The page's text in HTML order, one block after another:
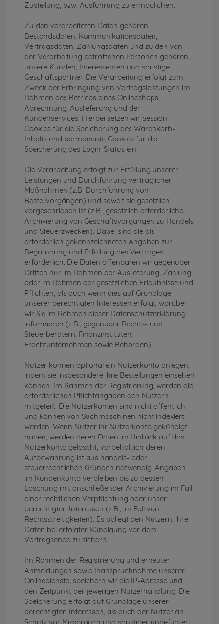
Zustellung, bzw. Ausführung zu ermöglichen.
Zu den verarbeiteten Daten gehören
Bestandsdaten, Kommunikationsdaten,
Vertragsdaten, Zahlungsdaten und zu den von
der Verarbeitung betroffenen Personen gehören
unsere Kunden, Interessenten und sonstige
Geschäftspartner. Die Verarbeitung erfolgt zum
Zweck der Erbringung von Vertragsleistungen im
Rahmen des Betriebs eines Onlineshops,
Abrechnung, Auslieferung und der
Kundenservices. Hierbei setzen wir Session
Cookies für die Speicherung des Warenkorb-
Inhalts und permanente Cookies für die
Speicherung des Login-Status ein.
Die Verarbeitung erfolgt zur Erfüllung unserer
Leistungen und Durchführung vertraglicher
Maßnahmen (z.B. Durchführung von
Bestellvorgängen) und soweit sie gesetzlich
vorgeschrieben ist (z.B., gesetzlich erforderliche
Archivierung von Geschäftsvorgängen zu Handels
und Steuerzwecken). Dabei sind die als
erforderlich gekennzeichneten Angaben zur
Begründung und Erfüllung des Vertrages
erforderlich. Die Daten offenbaren wir gegenüber
Dritten nur im Rahmen der Auslieferung, Zahlung
oder im Rahmen der gesetzlichen Erlaubnisse und
Pflichten, als auch wenn dies auf Grundlage
unserer berechtigten Interessen erfolgt, worüber
wir Sie im Rahmen dieser Datenschutzerklärung
informieren (z.B., gegenüber Rechts- und
Steuerberatern, Finanzinstituten,
Frachtunternehmen sowie Behörden).
Nutzer können optional ein Nutzerkonto anlegen,
indem sie insbesondere ihre Bestellungen einsehen
können. Im Rahmen der Registrierung, werden die
erforderlichen Pflichtangaben den Nutzern
mitgeteilt. Die Nutzerkonten sind nicht öffentlich
und können von Suchmaschinen nicht indexiert
werden. Wenn Nutzer ihr Nutzerkonto gekündigt
haben, werden deren Daten im Hinblick auf das
Nutzerkonto gelöscht, vorbehaltlich deren
Aufbewahrung ist aus handels- oder
steuerrechtlichen Gründen notwendig. Angaben
im Kundenkonto verbleiben bis zu dessen
Löschung mit anschließender Archivierung im Fall
einer rechtlichen Verpflichtung oder unser
berechtigten Interessen (z.B., im Fall von
Rechtsstreitigkeiten). Es obliegt den Nutzern, ihre
Daten bei erfolgter Kündigung vor dem
Vertragsende zu sichern.
Im Rahmen der Registrierung und erneuter
Anmeldungen sowie Inanspruchnahme unserer
Onlinedienste, speichern wir die IP-Adresse und
den Zeitpunkt der jeweiligen Nutzerhandlung. Die
Speicherung erfolgt auf Grundlage unserer
berechtigten Interessen, als auch der Nutzer an
Schutz vor Missbrauch und sonstiger unbefugter